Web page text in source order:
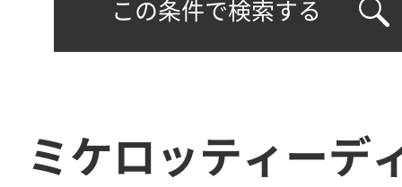
この条件で検索する
ミケロッティー